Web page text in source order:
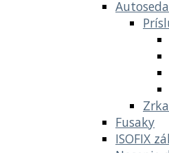
Fusaky
ISOFIX